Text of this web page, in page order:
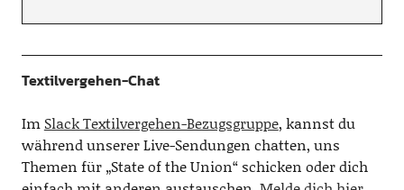
Textilvergehen-Chat
Im Slack Textilvergehen-Bezugsgruppe, kannst du
während unserer Live-Sendungen chatten, uns
Themen für „State of the Union“ schicken oder dich